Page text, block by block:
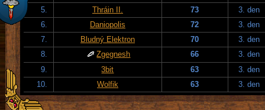
5.
Thráin II. 73
3. den
6.
Daniopolis 72
3. den
7.
Bludný Elektron 70
3. den
8.
Zgegnesh 66
3. den
9.
3bit 63
3. den
10.
Wolfik 63 3. den